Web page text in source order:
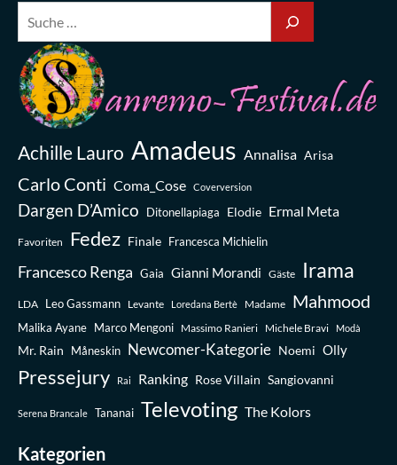
Achille Lauro Amadeus Annalisa Arisa
Carlo Conti Coma_Cose Coverversion
Dargen D’Amico Ditonellapiaga Elodie Ermal Meta
Favoriten Fedez Finale Francesca Michielin
Francesco Renga Gaia Gianni Morandi Gäste Irama
LDA Leo Gassmann Levante Loredana Bertè Madame Mahmood
Malika Ayane Marco Mengoni Massimo Ranieri Michele Bravi Modà
Mr. Rain Måneskin Newcomer-Kategorie Noemi Olly
Pressejury Rai Ranking Rose Villain Sangiovanni
Serena Brancale Tananai Televoting The Kolors
Kategorien